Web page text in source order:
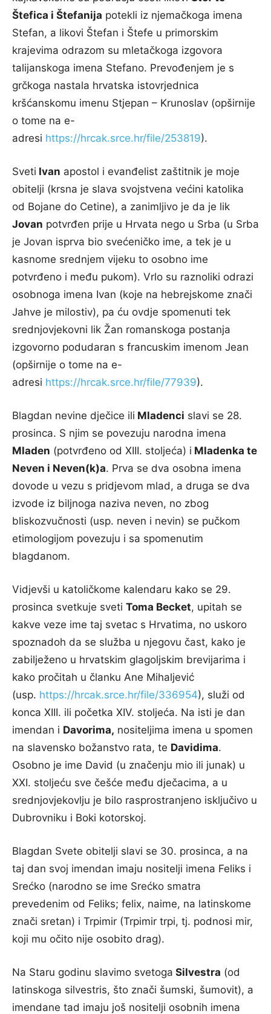
Štefica i Štefanija potekli iz njemačkoga imena
Stefan, a likovi Štefan i Štefe u primorskim
krajevima odrazom su mletačkoga izgovora
talijanskoga imena Stefano. Prevođenjem je s
grčkoga nastala hrvatska istovrjednica
kršćanskomu imenu Stjepan – Krunoslav (opširnije
o tome na e-
adresi https://hrcak.srce.hr/file/253819).
Sveti Ivan apostol i evanđelist zaštitnik je moje
obitelji (krsna je slava svojstvena većini katolika
od Bojane do Cetine), a zanimljivo je da je lik
Jovan potvrđen prije u Hrvata nego u Srba (u Srba
je Jovan isprva bio svećeničko ime, a tek je u
kasnome srednjem vijeku to osobno ime
potvrđeno i među pukom). Vrlo su raznoliki odrazi
osobnoga imena Ivan (koje na hebrejskome znači
Jahve je milostiv), pa ću ovdje spomenuti tek
srednjovjekovni lik Žan romanskoga postanja
izgovorno podudaran s francuskim imenom Jean
(opširnije o tome na e-
adresi https://hrcak.srce.hr/file/77939).
Blagdan nevine dječice ili Mladenci slavi se 28.
prosinca. S njim se povezuju narodna imena
Mladen (potvrđeno od XIII. stoljeća) i Mladenka te
Neven i Neven(k)a. Prva se dva osobna imena
dovode u vezu s pridjevom mlad, a druga se dva
izvode iz biljnoga naziva neven, no zbog
bliskozvučnosti (usp. neven i nevin) se pučkom
etimologijom povezuju i sa spomenutim
blagdanom.
Vidjevši u katoličkome kalendaru kako se 29.
prosinca svetkuje sveti Toma Becket, upitah se
kakve veze ime taj svetac s Hrvatima, no uskoro
spoznadoh da se služba u njegovu čast, kako je
zabilježeno u hrvatskim glagoljskim brevijarima i
kako pročitah u članku Ane Mihaljević
(usp. https://hrcak.srce.hr/file/336954), služi od
konca XIII. ili početka XIV. stoljeća. Na isti je dan
imendan i Davorima, nositeljima imena u spomen
na slavensko božanstvo rata, te Davidima.
Osobno je ime David (u značenju mio ili junak) u
XXI. stoljeću sve češće među dječacima, a u
srednjovjekovlju je bilo rasprostranjeno isključivo u
Dubrovniku i Boki kotorskoj.
Blagdan Svete obitelji slavi se 30. prosinca, a na
taj dan svoj imendan imaju nositelji imena Feliks i
Srećko (narodno se ime Srećko smatra
prevedenim od Feliks; felix, naime, na latinskome
znači sretan) i Trpimir (Trpimir trpi, tj. podnosi mir,
koji mu očito nije osobito drag).
Na Staru godinu slavimo svetoga Silvestra (od
latinskoga silvestris, što znači šumski, šumovit), a
imendane tad imaju još nositelji osobnih imena